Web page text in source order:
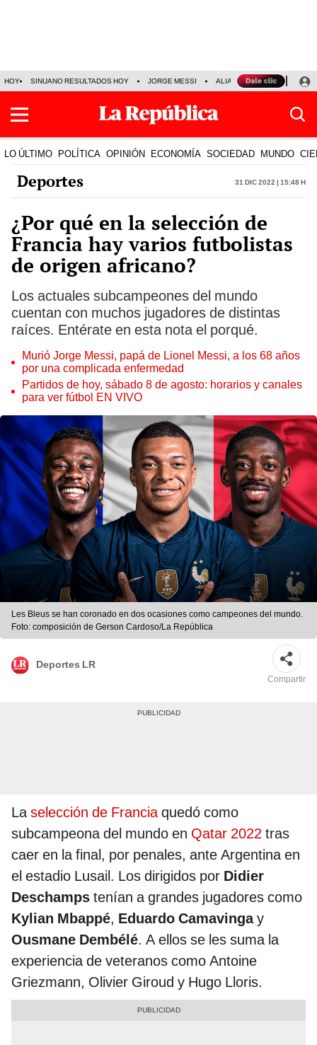
HOY SINUANO RESULTADOS HOY JORGE MESSI ALIANZA LIMA VS SPORT
LO ÚLTIMO POLÍTICA OPINIÓN ECONOMÍA SOCIEDAD MUNDO
Deportes 31 Dic 2022 | 15:48 h
¿Por qué en la selección de
Francia hay varios futbolistas
de origen africano?
Los actuales subcampeones del mundo
cuentan con muchos jugadores de distintas
raíces. Entérate en esta nota el porqué.
Murió Jorge Messi, papá de Lionel Messi, a los 68 años
por una complicada enfermedad
Partidos de hoy, sábado 8 de agosto: horarios y canales
para ver fútbol EN VIVO
Les Bleus se han coronado en dos ocasiones como campeones del mundo.
Foto: composición de Gerson Cardoso/La República
Deportes LR
Compartir
Laselección de Franciaquedó como
subcampeona del mundo en Qatar 2022 tras
caer en la final, por penales, ante Argentina en
el estadio Lusail. Los dirigidos por Didier
Deschamps tenían a grandes jugadores como
Kylian Mbappé, Eduardo Camavingay
Ousmane Dembélé. A ellos se les suma la
experiencia de veteranos como Antoine
Griezmann, Olivier Giroud y Hugo Lloris.